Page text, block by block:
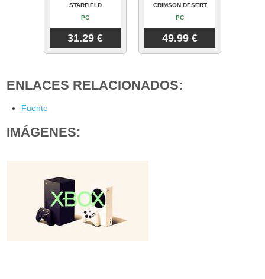
STARFIELD
PC
31.29 €
CRIMSON DESERT
PC
49.99 €
ENLACES RELACIONADOS:
Fuente
IMÁGENES: